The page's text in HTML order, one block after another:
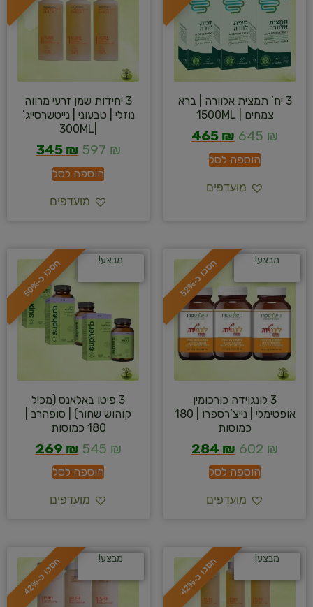
3 יח’ תמצית אלוורה | ברא
צמחים | 1500ML
645 ₪
465 ₪
הוספה לסל
מועדפים
3 יחידות שמן זרעי מרווה
נוזלי | טבעוני | נייטשרסייג’
597 ₪
345 ₪
הוספה לסל
מועדפים
ח
ס
כ
ו
כ
-
5
2
% מבצע!
3 לונגוידה כורכומין
אופטימלי | נייצ’רספרו | 180
כמוסות
602 ₪
284 ₪
הוספה לסל
מועדפים
ח
ס
כ
ו
כ
-
5
0
% מבצע!
3 פיטו באלאנס (מכיל
קוהוש שחור) | סופהרב |
180 כמוסות
545 ₪
269 ₪
הוספה לסל
מועדפים
ח
ס
כ
ו
כ
-
4
2
% מבצע! ח
ס
כ
ו
כ
-
4
2
% מבצע!